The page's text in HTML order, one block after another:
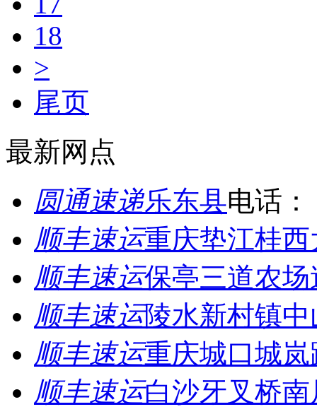
18
>
尾页
最新网点
圆通速递乐东县电话：
顺丰速运重庆垫江桂
顺丰速运保亭三道农
顺丰速运陵水新村镇
顺丰速运重庆城口城
顺丰速运白沙牙叉桥